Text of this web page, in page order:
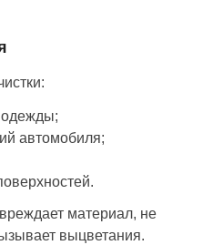
одежды;
автомобиля;
материал, не
выцветания.